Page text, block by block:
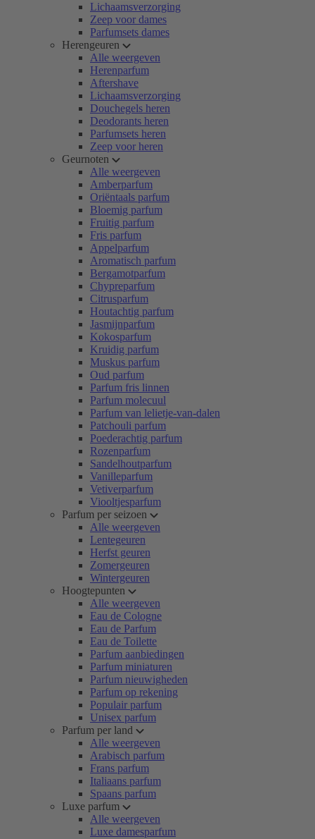
Lichaamsverzorging
Zeep voor dames
Parfumsets dames
Herengeuren
Alle weergeven
Herenparfum
Aftershave
Lichaamsverzorging
Douchegels heren
Deodorants heren
Parfumsets heren
Zeep voor heren
Geurnoten
Alle weergeven
Amberparfum
Oriëntaals parfum
Bloemig parfum
Fruitig parfum
Fris parfum
Appelparfum
Aromatisch parfum
Bergamotparfum
Chypreparfum
Citrusparfum
Houtachtig parfum
Jasmijnparfum
Kokosparfum
Kruidig parfum
Muskus parfum
Oud parfum
Parfum fris linnen
Parfum molecuul
Parfum van lelietje-van-dalen
Patchouli parfum
Poederachtig parfum
Rozenparfum
Sandelhoutparfum
Vanilleparfum
Vetiverparfum
Viooltjesparfum
Parfum per seizoen
Alle weergeven
Lentegeuren
Herfst geuren
Zomergeuren
Wintergeuren
Hoogtepunten
Alle weergeven
Eau de Cologne
Eau de Parfum
Eau de Toilette
Parfum aanbiedingen
Parfum miniaturen
Parfum nieuwigheden
Parfum op rekening
Populair parfum
Unisex parfum
Parfum per land
Alle weergeven
Arabisch parfum
Frans parfum
Italiaans parfum
Spaans parfum
Luxe parfum
Alle weergeven
Luxe damesparfum